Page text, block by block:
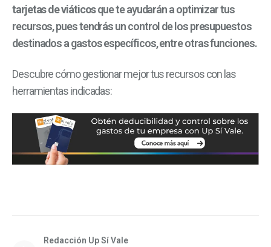
tarjetas de viáticosque te ayudarán a optimizar tus
recursos, pues tendrás un control de los presupuestos
destinados a gastos específicos, entre otras funciones.
Descubre cómo gestionar mejor tus recursos con las
herramientas indicadas:
Redacción Up Sí Vale